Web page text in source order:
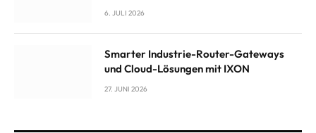
6. JULI 2026
Smarter Industrie-Router-Gateways
und Cloud-Lösungen mit IXON
27. JUNI 2026